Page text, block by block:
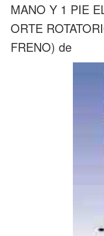
MANO Y 1 PIE
ORTE
FRENO) de